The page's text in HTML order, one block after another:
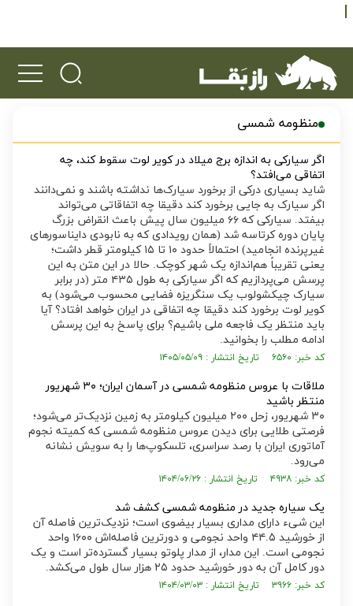
منظومه شمسی
اگر سیارکی به اندازه برج میلاد در کویر لوت سقوط کند، چه
اتفاقی می‌افتد؟
شاید بسیاری درکی از برخورد سیارک‌ها نداشته باشند و نمی‌دانند
اگر سیارک به جایی برخورد کند دقیقا چه اتفاقاتی می‌تواند
بیفتد. سیارکی که ۶۶ میلیون سال پیش باعث انقراض بزرگ
پایان دوره کرتاسه شد (همان رویدادی که به نابودی دایناسور‌های
غیرپرنده انجامید) احتمالاً حدود ۱۰ تا ۱۵ کیلومتر قطر داشت؛
یعنی تقریباً هم‌اندازه یک شهر کوچک. حالا در این متن به این
پرسش می‌پردازیم که اگر سیارکی به طول ۴۳۵ متر (در برابر
سیارک چیکشولوب یک سنگریزه فضایی محسوب می‌شود) به
کویر لوت برخورد کند دقیقا چه اتفاقی در ایران خواهد افتاد؟ آیا
باید منتظر یک فاجعه ملی باشیم؟ برای پاسخ به این پرسش
ادامه مطلب را بخوانید.
کد خبر: ۶۵۶۰ تاریخ انتشار : ۱۴۰۵/۰۵/۰۹
ملاقات با عروس منظومه شمسی در آسمان ایران؛ ۳۰ شهریور
منتظر باشید
۳۰ شهریور، زحل ۲۰۰ میلیون کیلومتر به زمین نزدیک‌تر می‌شود؛
فرصتی طلایی برای دیدن عروس منظومه شمسی که کمیته نجوم
آماتوری ایران با رصد سراسری، تلسکوپ‌ها را به سویش نشانه
می‌رود.
کد خبر: ۴۹۳۸ تاریخ انتشار : ۱۴۰۴/۰۶/۲۶
یک سیاره جدید در منظومه شمسی کشف شد
این شیء دارای مداری بسیار بیضوی است؛ نزدیک‌ترین فاصله آن
از خورشید ۴۴.۵ واحد نجومی و دورترین فاصله‌اش ۱۶۰۰ واحد
نجومی است. این مدار، از مدار پلوتو بسیار گسترده‌تر است و یک
دور کامل آن به دور خورشید حدود ۲۵ هزار سال طول می‌کشد.
کد خبر: ۳۹۶۶ تاریخ انتشار : ۱۴۰۴/۰۳/۰۳